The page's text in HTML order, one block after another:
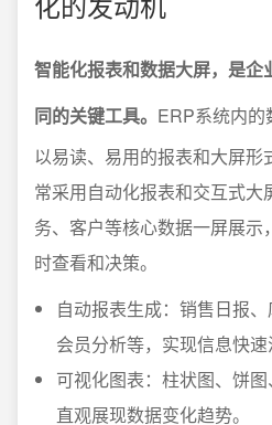
智能化报表和数据大屏，是企
同的关键工具。 ERP系统内的
以易读、易用的报表和大屏形
常采用自动化报表和交互式
务、客户等核心数据一屏展
时查看和决策。
自动报表生成：销售日报、
会员分析等，实现信息快速
可视化图表：柱状图、饼图
直观展现数据变化趋势。